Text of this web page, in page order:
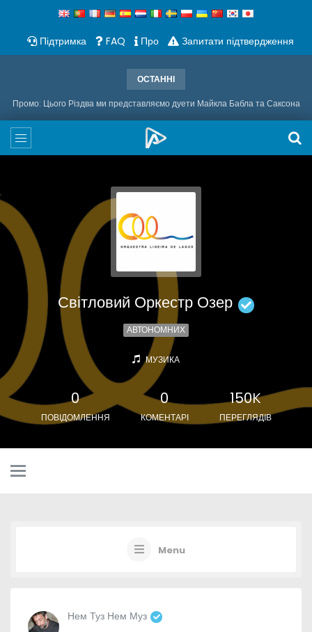
Підтримка FAQ Про Запитати підтвердження
ОСТАННІ
Промо: Цього Різдва ми представляємо дуети Майкла Бабла та Саксона
Світловий Оркестр Озер
АВТОНОМНИХ
МУЗИКА
0
ПОВІДОМЛЕННЯ
0
КОМЕНТАРІ
150К
ПЕРЕГЛЯДІВ
Menu
Нем Туз Нем Муз